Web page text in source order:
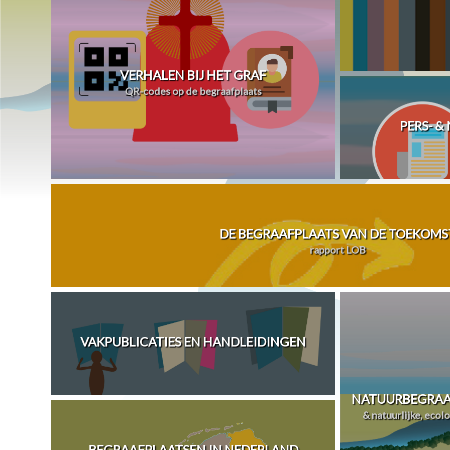
VERHALEN BIJ HET GRAF
QR-codes op de begraafplaats
PERS-
DE BEGRAAFPLAATS VAN DE
rapport LOB
VAKPUBLICATIES EN HANDLEIDINGEN
& natuurlijke,